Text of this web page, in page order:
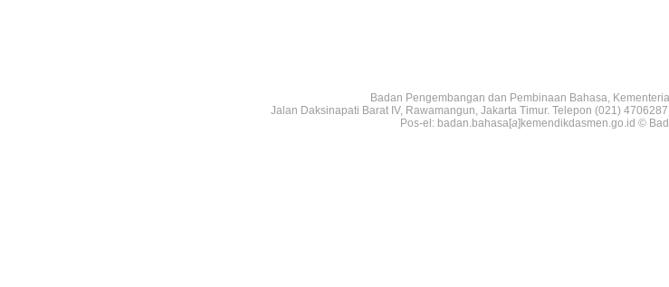
Badan Pengembangan dan Pembinaan Bahasa,
Jalan Daksinapati Barat IV, Rawamangun, Jakarta Timur. Telepon (021)
Pos-el: badan.bahasa[a]kemendikdasmen.go.id ©